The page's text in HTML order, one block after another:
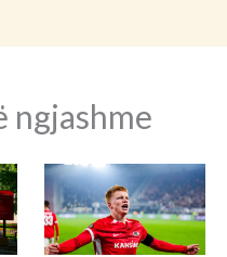
ngjashme